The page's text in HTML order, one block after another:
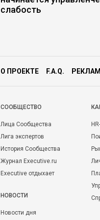
слабость
О ПРОЕКТЕ F.A.Q.
CООБЩЕСТВО
Лица Сообщества
Лига экспертов
История Сообщества
Журнал Executive.ru
Executive отдыхает
НОВОСТИ
Новости дня